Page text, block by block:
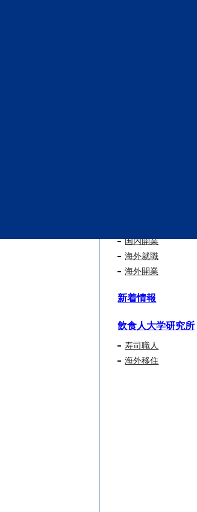
国内開業
海外就職
海外開業
新着情報
飲食人大学研究所
寿司職人
海外移住